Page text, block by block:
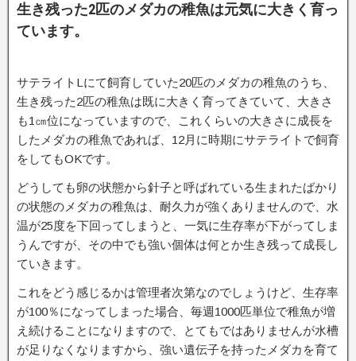
生き残った2匹のメダカの稚魚は元気に大きく育っ
ています。
サテライトLにて飼育していた20匹のメダカの稚魚のうち、
生き残った2匹の稚魚は既に大きく育ってきていて、大きさ
も1㎝位になっていますので、これくらいの大きさに成長を
したメダカの稚魚であれば、12月に時期にサテライトで飼育
をしてもOKです。
どうしても卵の状態から針子と呼ばれている生まれたばかり
の状態のメダカの稚魚は、耐久力が強くありませんので、水
温が25度を下回ってしまうと、一気に生存率が下がってしま
うんですが、その中でも強い個体は何とか生き残って成長し
ていきます。
これをどう感じるかは管理者次第なのでしょうけど、生存率
が100％になってしまった場合、毎週1000匹単位で稚魚が増
え続けることになりますので、とてもではありませんが水槽
が足りなくなりますから、強い遺伝子を持ったメダカを育て